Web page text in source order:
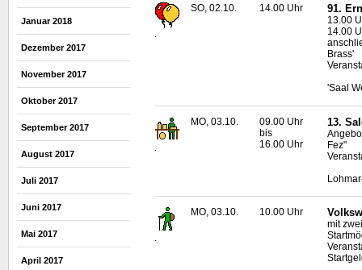
Januar 2018
Dezember 2017
November 2017
Oktober 2017
September 2017
August 2017
Juli 2017
Juni 2017
Mai 2017
April 2017
.
SO, 02.10. 14.00 Uhr 91.
13.00
14.00
Brass'
'Saal
MO, 03.10.
09.00 Uhr
bis
16.00 Uhr
13.
Fez"
.
MO, 03.10. 10.00 Uhr
mit